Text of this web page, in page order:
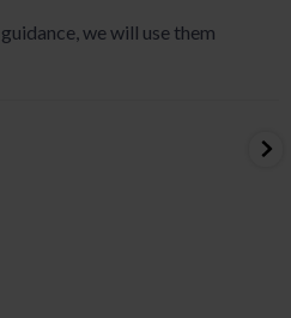
we will use them